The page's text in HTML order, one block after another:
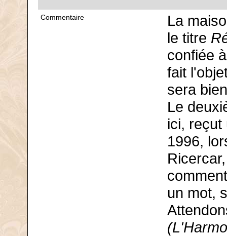
Commentaire
La
le titre
confiée
fait
sera
Le
ici,
1996,
un mot,